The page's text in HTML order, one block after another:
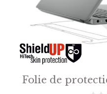
Folie de